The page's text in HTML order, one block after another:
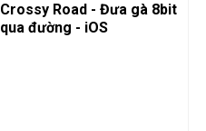
Crossy Road - Đưa gà 8bit
qua đường - iOS